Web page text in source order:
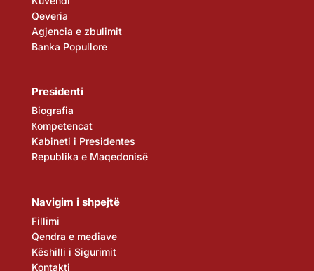
Qeveria
Agjencia e zbulimit
Banka Popullore
Presidenti
Biografia
Кompetencat
Kabineti i Presidentes
Republika e Maqedonisë
Navigim i shpejtë
Fillimi
Qendra e mediave
Këshilli i Sigurimit
Kontakti